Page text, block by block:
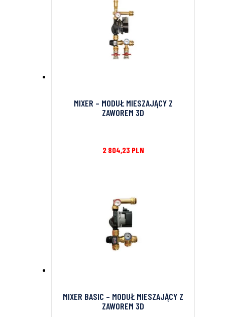
MIXER – MODUŁ MIESZAJĄCY Z
ZAWOREM 3D
2 804,23 PLN
MIXER BASIC – MODUŁ MIESZAJĄCY Z
ZAWOREM 3D